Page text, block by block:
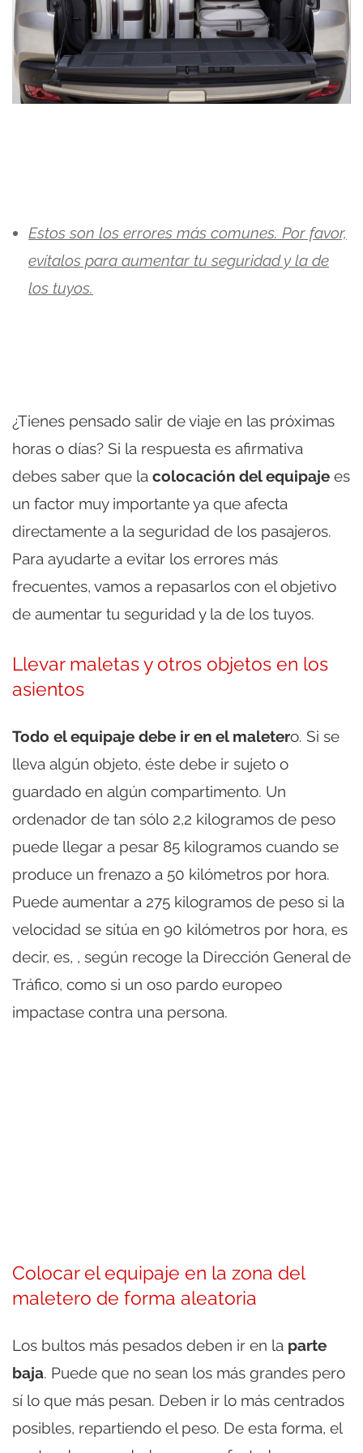
Estos son los errores más comunes. Por favor,
evítalos para aumentar tu seguridad y la de
los tuyos.
¿Tienes pensado salir de viaje en las próximas
horas o días? Si la respuesta es afirmativa
debes saber que la colocación del equipaje es
un factor muy importante ya que afecta
directamente a la seguridad de los pasajeros.
Para ayudarte a evitar los errores más
frecuentes, vamos a repasarlos con el objetivo
de aumentar tu seguridad y la de los tuyos.
Llevar maletas y otros objetos en los
asientos
Todo el equipaje debe ir en el maletero. Si se
lleva algún objeto, éste debe ir sujeto o
guardado en algún compartimento. Un
ordenador de tan sólo 2,2 kilogramos de peso
puede llegar a pesar 85 kilogramos cuando se
produce un frenazo a 50 kilómetros por hora.
Puede aumentar a 275 kilogramos de peso si la
velocidad se sitúa en 90 kilómetros por hora, es
decir, es, , según recoge la Dirección General de
Tráfico, como si un oso pardo europeo
impactase contra una persona.
Colocar el equipaje en la zona del
maletero de forma aleatoria
Los bultos más pesados deben ir en la parte
baja. Puede que no sean los más grandes pero
sí lo que más pesan. Deben ir lo más centrados
posibles, repartiendo el peso. De esta forma, el